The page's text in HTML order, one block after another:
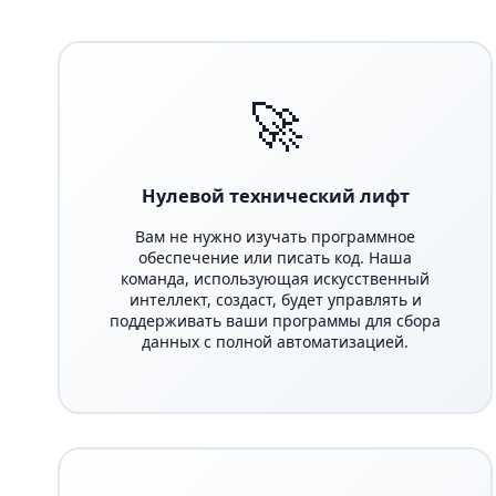
🚀
Нулевой технический лифт
Вам не нужно изучать программное
обеспечение или писать код. Наша
команда, использующая искусственный
интеллект, создаст, будет управлять и
поддерживать ваши программы для сбора
данных с полной автоматизацией.